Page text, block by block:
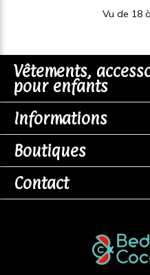
Vu de 18
Vêtements,
pour enfants
Informations
Boutiques
Contact